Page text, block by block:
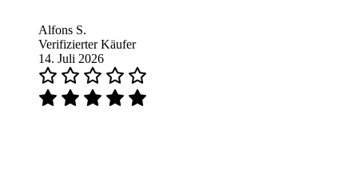
Alfons S.
Verifizierter Käufer
14. Juli 2026